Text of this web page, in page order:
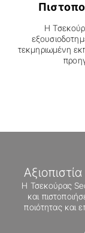
Η
τεκμηριωμένη
Η Τσεκούρας
και
ποιότητας και